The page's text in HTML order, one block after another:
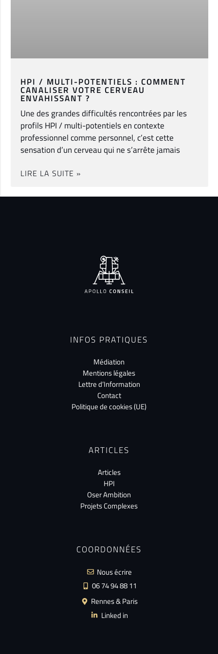
HPI / MULTI-POTENTIELS : COMMENT
CANALISER VOTRE CERVEAU
ENVAHISSANT ?
Une des grandes difficultés rencontrées par les
profils HPI / multi-potentiels en contexte
professionnel comme personnel, c’est cette
sensation d’un cerveau qui ne s’arrête jamais
LIRE LA SUITE »
INFOS PRATIQUES
Médiation
Mentions légales
Lettre d’Information
Contact
Politique de cookies (UE)
ARTICLES
Articles
HPI
Oser Ambition
Projets Complexes
COORDONNÉES
Nous écrire
06 74 94 88 11
Rennes & Paris
Linked in